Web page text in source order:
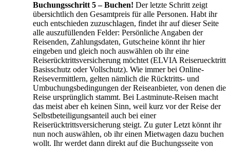
Buchungsschritt 5 – Buchen! Der letzte Schritt zeigt
übersichtlich den Gesamtpreis für alle Personen. Habt ihr
euch entschieden zuzuschlagen, findet ihr auf dieser Seite
alle auszufüllenden Felder: Persönliche Angaben der
Reisenden, Zahlungsdaten, Gutscheine könnt ihr hier
eingeben und gleich noch auswählen ob ihr eine
Reiserücktrittsversicherung möchtet (ELVIA Reiseruecktritt
Basisschutz oder Vollschutz). Wie immer bei Online-
Reisevermittlern, gelten nämlich die Rücktritts- und
Umbuchungsbedingungen der Reiseanbieter, von denen die
Reise ursprünglich stammt. Bei Lastminute-Reisen macht
das meist aber eh keinen Sinn, weil kurz vor der Reise der
Selbstbeteiligungsanteil auch bei einer
Reiserücktrittsversicherung steigt. Zu guter Letzt könnt ihr
nun noch auswählen, ob ihr einen Mietwagen dazu buchen
wollt. Ihr werdet dann direkt auf die Buchungsseite von